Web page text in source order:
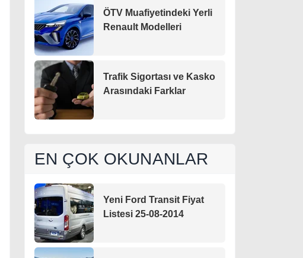
ÖTV Muafiyetindeki Yerli
Renault Modelleri
Trafik Sigortası ve Kasko
Arasındaki Farklar
EN ÇOK OKUNANLAR
Yeni Ford Transit Fiyat
Listesi 25-08-2014